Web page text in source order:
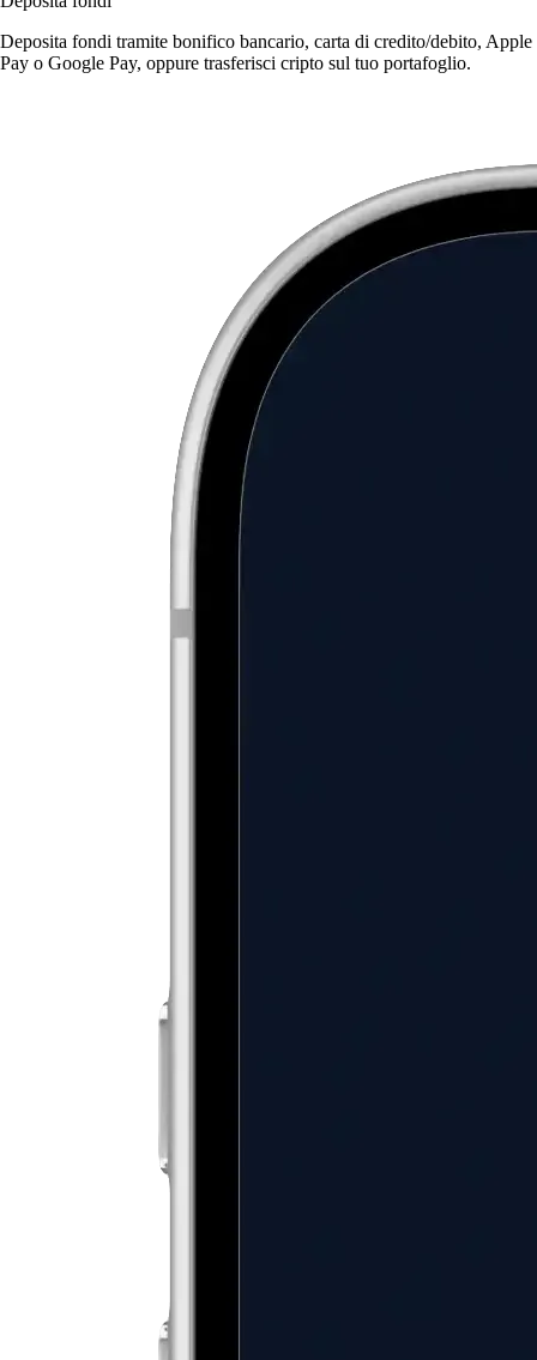
Deposita fondi tramite bonifico bancario, carta di credito/debito, Apple
Pay o Google Pay, oppure trasferisci cripto sul tuo portafoglio.